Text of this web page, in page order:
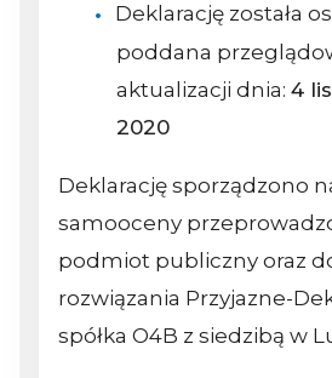
Deklarację została
poddana
aktualizacji dnia: 4
2020
Deklarację sporządzono
samooceny
podmiot publiczny oraz
rozwiązania Przyjazne-
spółka O4B z siedzibą w